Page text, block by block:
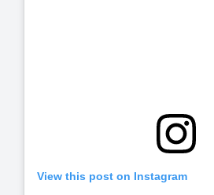
View this post on Instagram